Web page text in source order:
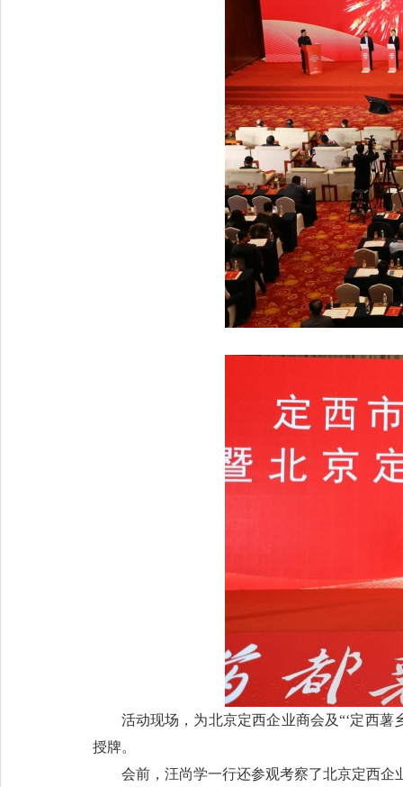
活动现场，为北京定西企业商会及“‘定西
授牌。
会前，汪尚学一行还参观考察了北京定西企